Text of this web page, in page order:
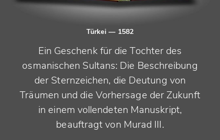
Türkei— 1582
Ein Geschenk für die Tochter des
osmanischen Sultans: Die Beschreibung
der Sternzeichen, die Deutung von
Träumen und die Vorhersage der Zukunft
in einem vollendeten Manuskript,
beauftragt von Murad III.